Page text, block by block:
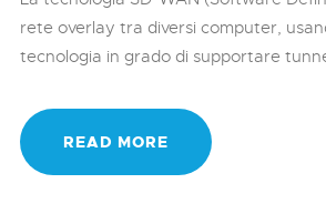
rete overlay tra diversi computer,
tecnologia in grado di supportare
READ MORE